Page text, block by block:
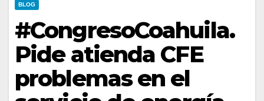
BLOG
#CongresoCoahuila.
Pide atienda CFE
problemas en el